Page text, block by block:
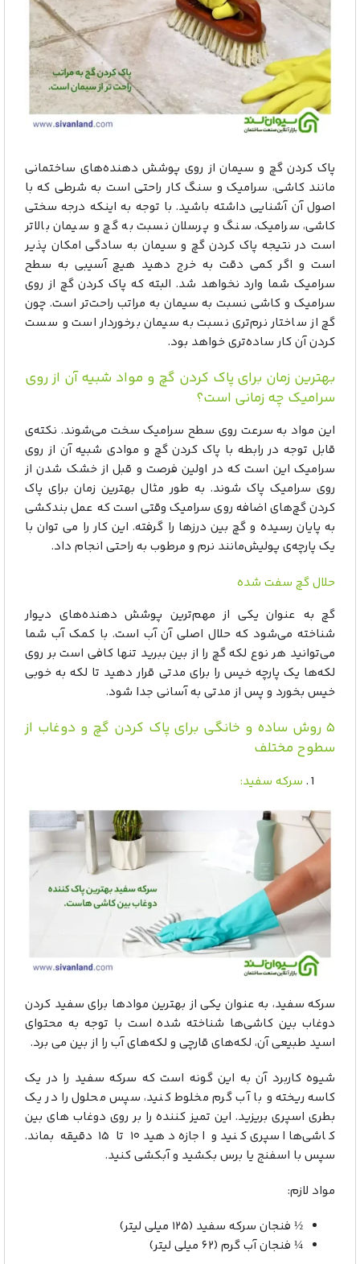
پاک کردن گچ و سیمان از روی پوشش دهنده‌های ساختمانی
مانند کاشی، سرامیک و سنگ کار راحتی است به شرطی که با
اصول آن آشنایی داشته باشید. با توجه به اینکه درجه سختی
کاشی، سرامیک، سنگ و پرسلان نسبت به گچ و سیمان بالاتر
است در نتیجه پاک کردن گچ و سیمان به سادگی امکان پذیر
است و اگر کمی دقت به خرج دهید هیچ آسیبی به سطح
سرامیک شما وارد نخواهد شد. البته که پاک کردن گچ از روی
سرامیک و کاشی نسبت به سیمان به مراتب راحت‌تر است. چون
گچ از ساختار نرم‌تری نسبت به سیمان برخوردار است و سست
کردن آن کار ساده‌تری خواهد بود.
بهترین زمان برای پاک کردن گچ و مواد شبیه آن از روی
سرامیک چه زمانی است‌؟
این مواد به سرعت روی سطح سرامیک سخت می‌شوند. نکته‌ی
قابل توجه در رابطه با پاک کردن گچ و موادی شبیه آن از روی
سرامیک این است که در اولین فرصت و قبل از خشک شدن از
روی سرامیک پاک شوند. به طور مثال بهترین زمان برای پاک
کردن گچ‌های اضافه روی سرامیک وقتی است که عمل بندکشی
به پایان رسیده و گچ بین درزها را گرفته. این کار را می توان با
یک پارچه‌ی پولیش‌مانند نرم و مرطوب به راحتی انجام داد.
حلال گچ سفت شده
گچ به عنوان یکی از مهم‌ترین پوشش دهنده‌های دیوار
شناخته می‌شود که حلال اصلی آن آب است. با کمک آب شما
می‌توانید هر نوع لکه گچ را از بین ببرید تنها کافی است بر روی
لکه‌ها یک پارچه خیس را برای مدتی قرار دهید تا لکه به خوبی
خیس بخورد و پس از مدتی به آسانی جدا شود.
۵ روش ساده و خانگی برای پاک کردن گچ و دوغاب از
سطوح مختلف
سرکه سفید:
سرکه سفید، به عنوان یکی از بهترین موادها برای سفید کردن
دوغاب بین کاشی‌ها شناخته شده است با توجه به محتوای
اسید طبیعی آن، لکه‌های قارچی و لکه‌های آب را از بین می برد.
شیوه کاربرد آن به این گونه است که سرکه سفید را در یک
کاسه ریخته و با آب گرم مخلوط کنید، سپس محلول را در یک
بطری اسپری بریزید. این تمیز کننده را بر روی دوغاب های بین
کاشی‌ها اسپری کنید و اجازه دهید ۱۰ تا ۱۵ دقیقه بماند.
سپس با اسفنج یا برس بکشید و آبکشی کنید.
مواد لازم:
½ فنجان سرکه سفید (۱۲۵ میلی لیتر)
¼ فنجان آب گرم (۶۲ میلی لیتر)